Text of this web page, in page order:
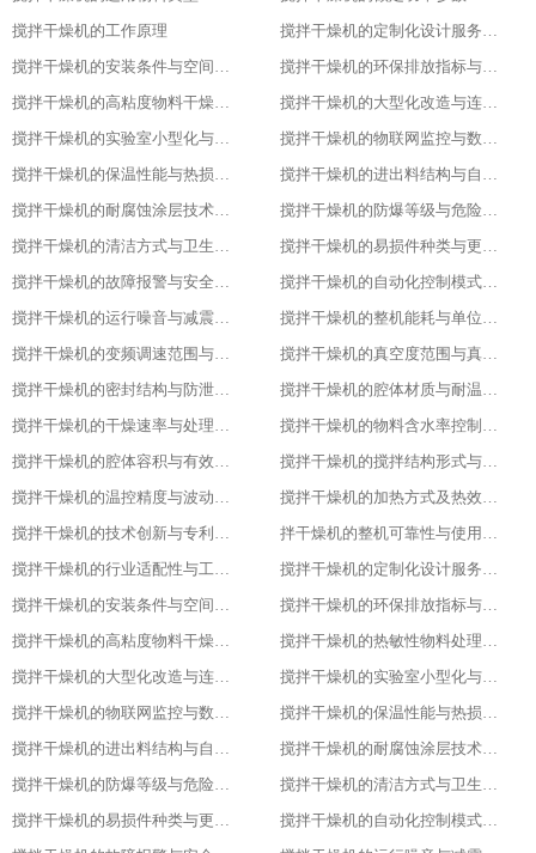
搅拌干燥机的工作原理
搅拌干燥机的定制化设计服务范围
搅拌干燥机的安装条件与空间布局要求
搅拌干燥机的环保排放指标与净化措施
搅拌干燥机的高粘度物料干燥适配设计
搅拌干燥机的大型化改造与连续生产能力
搅拌干燥机的实验室小型化与参数复刻性
搅拌干燥机的物联网监控与数据追溯能力
搅拌干燥机的保温性能与热损失率
搅拌干燥机的进出料结构与自动化适配
搅拌干燥机的耐腐蚀涂层技术与应用场景
搅拌干燥机的防爆等级与危险环境适配性
搅拌干燥机的清洁方式与卫生残留标准
搅拌干燥机的易损件种类与更换周期
搅拌干燥机的故障报警与安全保护功能
搅拌干燥机的自动化控制模式分类
搅拌干燥机的运行噪音与减震措施
搅拌干燥机的整机能耗与单位能耗标准
搅拌干燥机的变频调速范围与控制精度
搅拌干燥机的真空度范围与真空干燥效果
搅拌干燥机的密封结构与防泄漏等级
搅拌干燥机的腔体材质与耐温耐腐蚀性能
搅拌干燥机的干燥速率与处理量参数
搅拌干燥机的物料含水率控制范围
搅拌干燥机的腔体容积与有效装载率
搅拌干燥机的搅拌结构形式与适配物料
搅拌干燥机的温控精度与波动范围
搅拌干燥机的加热方式及热效率指标
搅拌干燥机的技术创新与专利技术应用
拌干燥机的整机可靠性与使用寿命
搅拌干燥机的行业适配性与工艺调整方案
搅拌干燥机的定制化设计服务范围
搅拌干燥机的安装条件与空间布局要求
搅拌干燥机的环保排放指标与净化措施
搅拌干燥机的高粘度物料干燥适配设计
搅拌干燥机的热敏性物料处理工艺优化
搅拌干燥机的大型化改造与连续生产能力
搅拌干燥机的实验室小型化与参数复刻性
搅拌干燥机的物联网监控与数据追溯能力
搅拌干燥机的保温性能与热损失率
搅拌干燥机的进出料结构与自动化适配
搅拌干燥机的耐腐蚀涂层技术与应用场景
搅拌干燥机的防爆等级与危险环境适配性
搅拌干燥机的清洁方式与卫生残留标准
搅拌干燥机的易损件种类与更换周期
搅拌干燥机的自动化控制模式分类